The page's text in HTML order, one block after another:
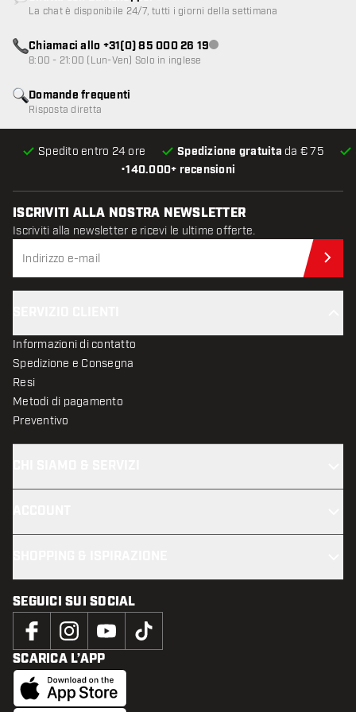
•140.000+ recensioni
Spedito entro 24 ore Spedizione gratuita da € 75
Domande frequenti
Risposta diretta
La chat è disponibile 24/7, tutti i giorni della settimana
Chiamaci allo +31(0) 85 000 26 19Servizio clienti non disponibile
8:00 - 21:00 (Lun-Ven) Solo in inglese
ISCRIVITI ALLA NOSTRA NEWSLETTER
Iscriviti alla newsletter e ricevi le ultime offerte.
Informazioni di contatto
Spedizione e Consegna
Resi
Metodi di pagamento
Preventivo
SEGUICI SUI SOCIAL
SCARICA L’APP